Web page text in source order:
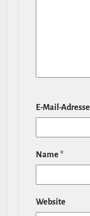
E‑Mail-​Adresse
Name *
Website